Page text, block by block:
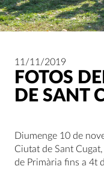
11/11/2019
FOTOS
DE SANT
Diumenge 10 de
Ciutat de Sant
de Primària fins a 4t